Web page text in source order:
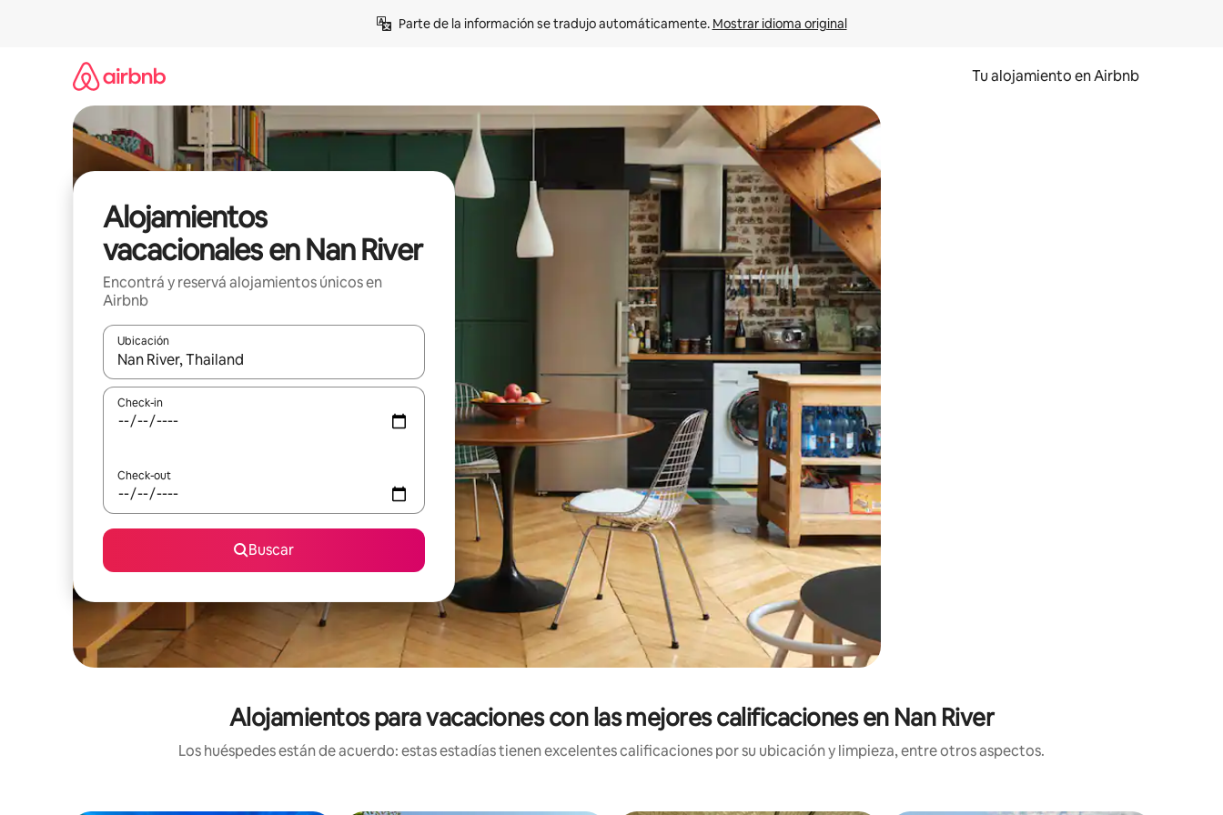
Parte de la información se tradujo automáticamente. Mostrar idioma original
Tu alojamiento en Airbnb
Alojamientos
vacacionales en Nan River
Encontrá y reservá alojamientos únicos en
Airbnb
Ubicación
Cuando los resultados estén disponibles, navegá con las teclas de flecha hacia arriba y hacia abajo o explorá deslizando el dedo.
Check-in
Check-out
Buscar
Alojamientos para vacaciones con las mejores calificaciones en Nan River
Los huéspedes están de acuerdo: estas estadías tienen excelentes calificaciones por su ubicación y limpieza, entre otros aspectos.